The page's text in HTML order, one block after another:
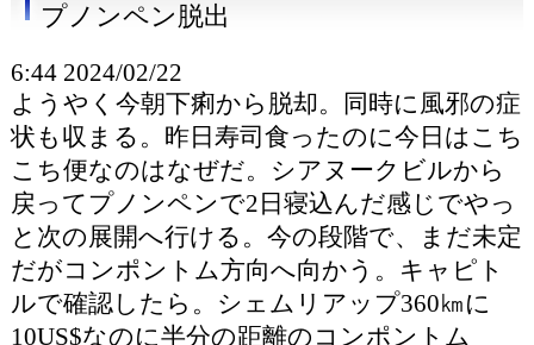
プノンペン脱出
6:44 2024/02/22
ようやく今朝下痢から脱却。同時に風邪の症
状も収まる。昨日寿司食ったのに今日はこち
こち便なのはなぜだ。シアヌークビルから
戻ってプノンペンで2日寝込んだ感じでやっ
と次の展開へ行ける。今の段階で、まだ未定
だがコンポントム方向へ向かう。キャピト
ルで確認したら。シェムリアップ360㎞に
10US$なのに半分の距離のコンポントム